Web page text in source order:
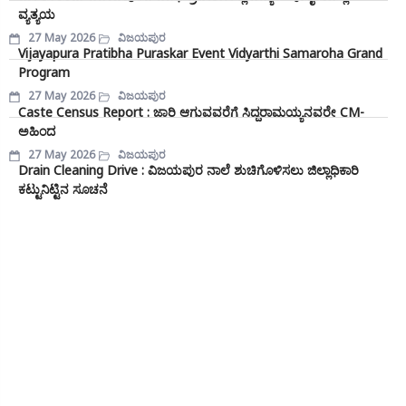
ವ್ಯತ್ಯಯ
27 May 2026 ವಿಜಯಪುರ
Vijayapura Pratibha Puraskar Event Vidyarthi Samaroha Grand
Program
27 May 2026 ವಿಜಯಪುರ
Caste Census Report : ಜಾರಿ ಆಗುವವರೆಗೆ ಸಿದ್ದರಾಮಯ್ಯನವರೇ CM-
ಅಹಿಂದ
27 May 2026 ವಿಜಯಪುರ
Drain Cleaning Drive : ವಿಜಯಪುರ ನಾಲೆ ಶುಚಿಗೊಳಿಸಲು ಜಿಲ್ಲಾಧಿಕಾರಿ
ಕಟ್ಟುನಿಟ್ಟಿನ ಸೂಚನೆ